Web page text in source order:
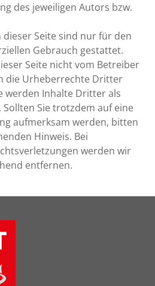
des jeweiligen Autors bzw.
Seite sind nur für den
Gebrauch gestattet.
Seite nicht vom Betreiber
die Urheberrechte Dritter
werden Inhalte Dritter als
Sie trotzdem auf eine
aufmerksam werden, bitten
Hinweis. Bei
werden wir
entfernen.